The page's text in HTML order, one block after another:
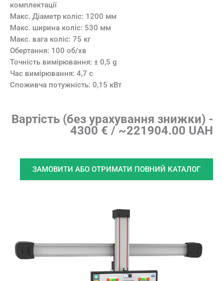
комплектації
Макс. Діаметр коліс: 1200 мм
Макс. ширина коліс: 530 мм
Макс. вага коліс: 75 кг
Обертання: 100 об/хв
Точність вимірювання: ± 0,5 g
Час вимірювання: 4,7 с
Споживча потужність: 0,15 кВт
Вартість (без урахування знижки) -
4300 € / ~221904.00 UAH
ЗАМОВИТИ АБО ОТРИМАТИ ПОВНИЙ КАТАЛОГ